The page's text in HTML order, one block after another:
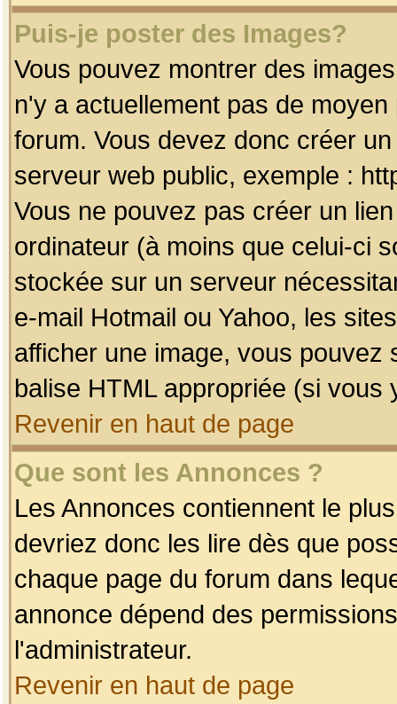
Puis-je poster des Images?
Vous pouvez montrer des
n'y a actuellement pas de
forum. Vous devez donc créer
serveur web public, exemple :
Vous ne pouvez pas créer un
ordinateur (à moins que celui-ci
stockée sur un serveur
e-mail Hotmail ou Yahoo, les
afficher une image, vous pouvez
balise HTML appropriée (si vous
Revenir en haut de page
Que sont les Annonces ?
Les Annonces contiennent le
devriez donc les lire dès que
chaque page du forum dans
annonce dépend des
l'administrateur.
Revenir en haut de page